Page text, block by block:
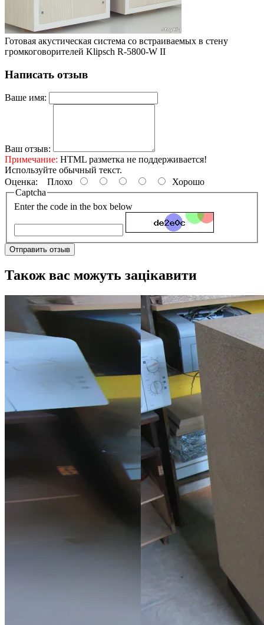
Готовая акустическая система со встраиваемых в стену
громкоговорителей Klipsch R-5800-W II
Написать отзыв
Ваше имя:
Ваш отзыв:
Примечание: HTML разметка не поддерживается!
Используйте обычный текст.
Оценка: Плохо
Хорошо
Captcha
Enter the code in the box below
Отправить отзыв
Також вас можуть зацікавити